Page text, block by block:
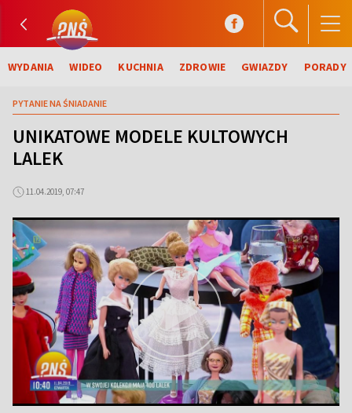
WYDANIA WIDEO KUCHNIA ZDROWIE GWIAZDY PORADY
PYTANIE NA ŚNIADANIE
UNIKATOWE MODELE KULTOWYCH
LALEK
11.04.2019, 07:47